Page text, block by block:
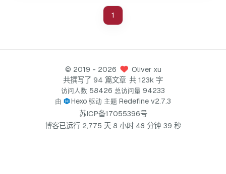
1
© 2019 - 2026
Oliver xu
共撰写了 94 篇文章 共 123k 字
访问人数 58426 总访问量 94233
由 Hexo 驱动 主题 Redefine v2.7.3
苏ICP备17055396号
博客已运行 2,775 天 8 小时 48 分钟 39 秒